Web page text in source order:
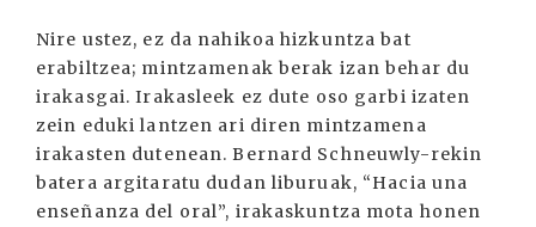
Nire ustez, ez da nahikoa hizkuntza bat
erabiltzea; mintzamenak berak izan behar du
irakasgai. Irakasleek ez dute oso garbi izaten
zein eduki lantzen ari diren mintzamena
irakasten dutenean. Bernard Schneuwly-rekin
batera argitaratu dudan liburuak, “Hacia una
enseñanza del oral”, irakaskuntza mota honen